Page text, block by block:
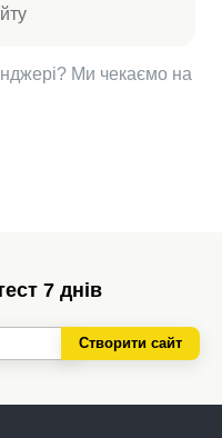
Ми чекаємо на
7 днів
Створити сайт